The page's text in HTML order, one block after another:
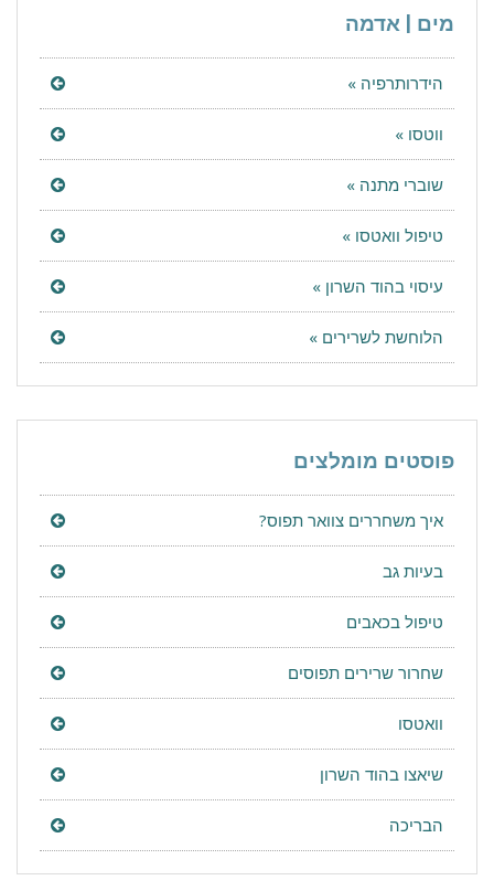
מים | אדמה
הידרותרפיה »
ווטסו »
שוברי מתנה »
טיפול וואטסו »
עיסוי בהוד השרון »
הלוחשת לשרירים »
פוסטים מומלצים
איך משחררים צוואר תפוס?
בעיות גב
טיפול בכאבים
שחרור שרירים תפוסים
וואטסו
שיאצו בהוד השרון
הבריכה